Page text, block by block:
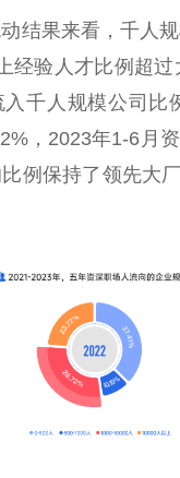
结果来看，千人
经验人才比例超过
千人规模公司比
，2023年1-6月
例保持了领先大